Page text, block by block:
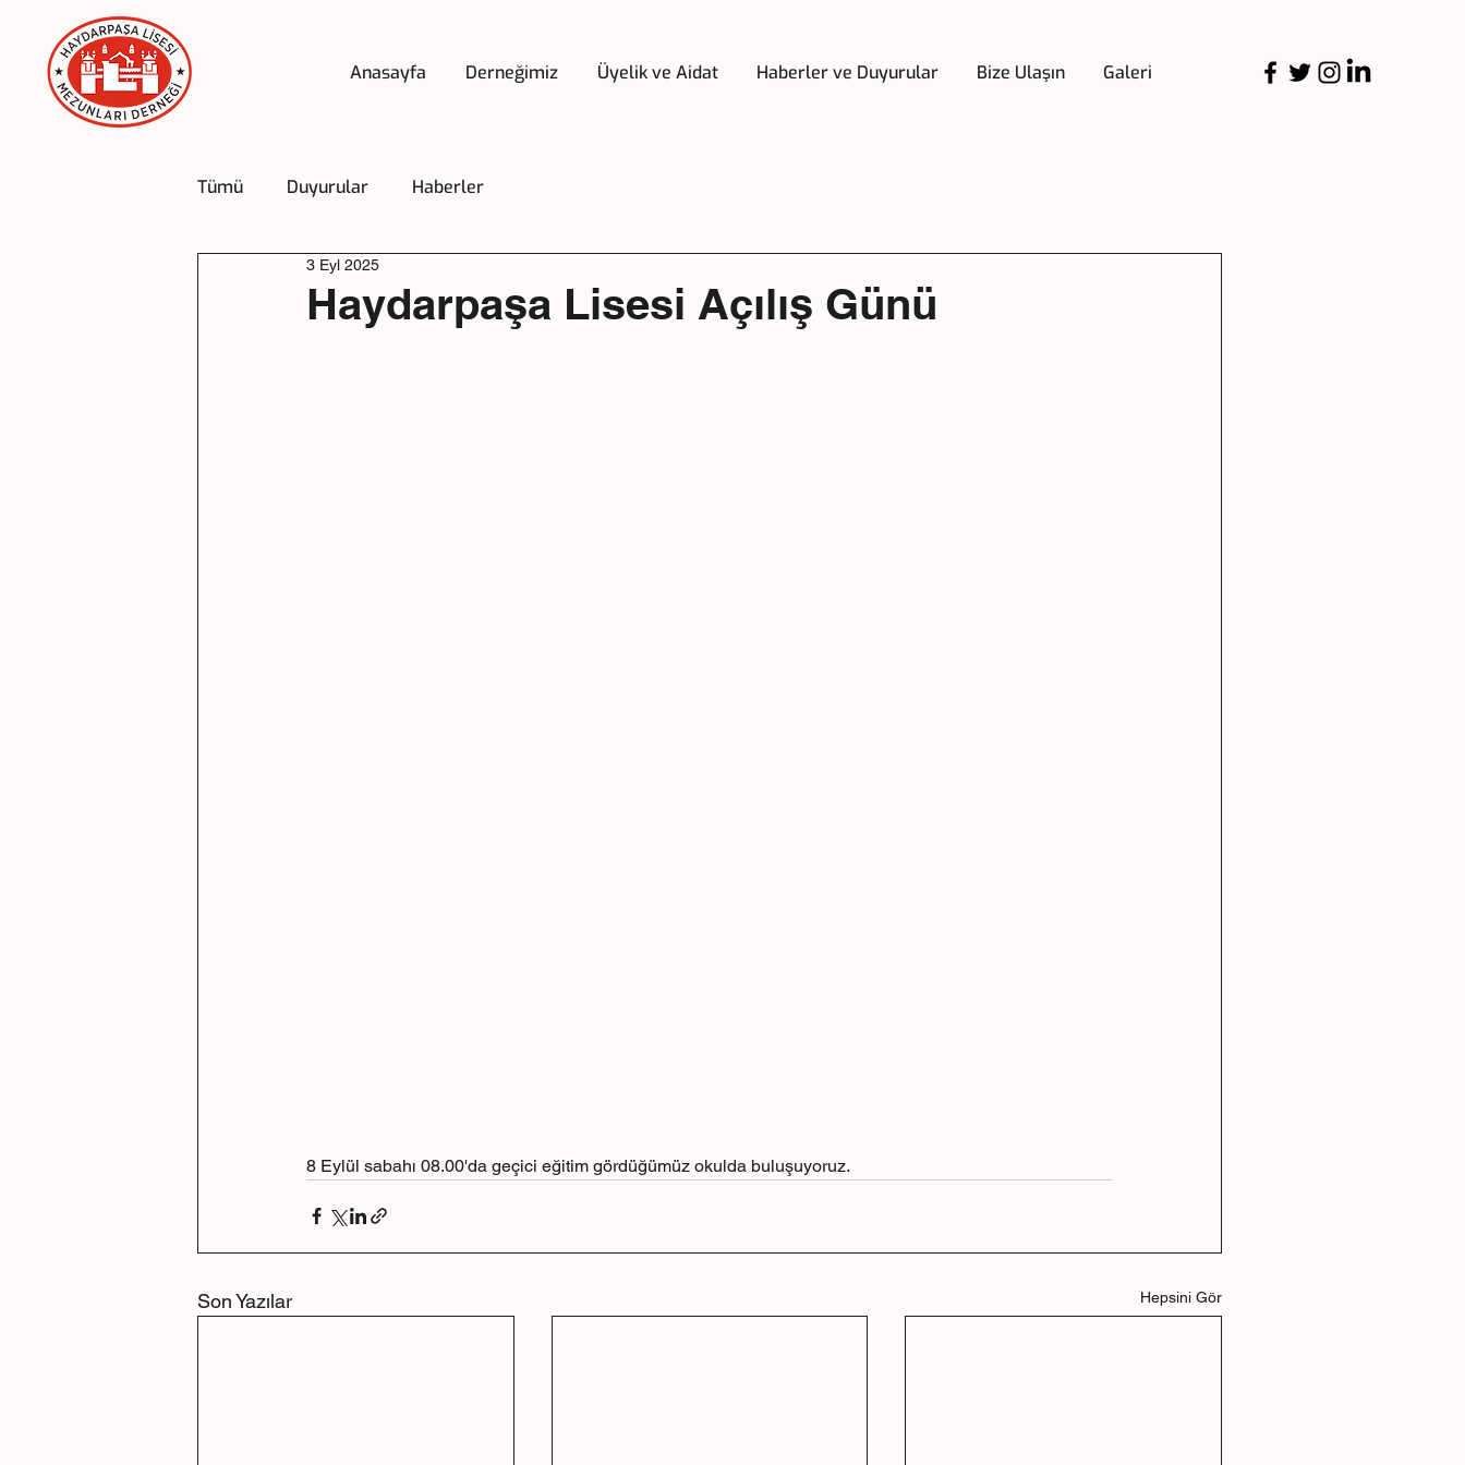
Anasayfa Derneğimiz Üyelik ve Aidat Haberler ve Duyurular Bize Ulaşın Galeri
Tümü Duyurular Haberler
Haydarpaşa Lisesi Açılış Günü
3 Eyl 2025
8 Eylül sabahı 08.00'da geçici eğitim gördüğümüz okulda buluşuyoruz.
Son Yazılar Hepsini Gör